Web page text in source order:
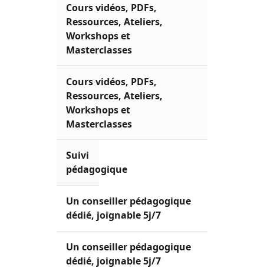
Cours vidéos, PDFs,
Ressources, Ateliers,
Workshops et
Masterclasses
Cours vidéos, PDFs,
Ressources, Ateliers,
Workshops et
Masterclasses
Suivi
pédagogique
Un conseiller pédagogique
dédié, joignable 5j/7
Un conseiller pédagogique
dédié, joignable 5j/7